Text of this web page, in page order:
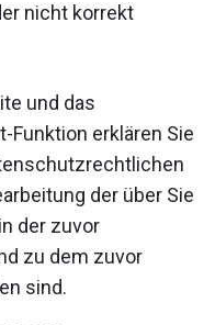
nicht korrekt
und das
Funktion erklären Sie
der über Sie
der zuvor
zu dem zuvor
sind.